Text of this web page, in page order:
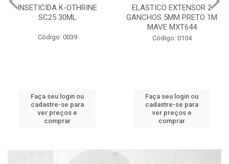
INSETICIDA K-OTHRINE
SC25 30ML
Código: 0039
Faça seu login ou
cadastre-se para
ver preços e
comprar
ELASTICO EXTENSOR 2
GANCHOS 5MM PRETO 1M
MAVE MXT644
Código: 0104
Faça seu login ou
cadastre-se para
ver preços e
comprar